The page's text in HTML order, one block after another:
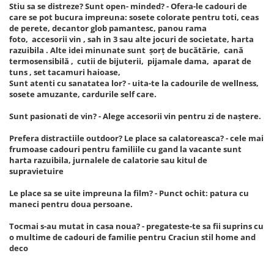
Stiu sa se distreze? Sunt open- minded? - Ofera-le cadouri de
care se pot bucura impreuna: sosete colorate pentru toti, ceas
de perete, decantor glob pamantesc, panou rama
foto, accesorii vin , sah in 3 sau alte jocuri de societate, harta
razuibila . Alte idei minunate sunt șorț de bucătărie, cană
termosensibilă , cutii de bijuterii, pijamale dama, aparat de
tuns , set tacamuri haioase,
Sunt atenti cu sanatatea lor? - uita-te la cadourile de wellness,
sosete amuzante, cardurile self care.
Sunt pasionati de vin? - Alege accesorii vin pentru zi de naștere.
Prefera distractiile outdoor? Le place sa calatoreasca? - cele mai
frumoase cadouri pentru familiile cu gand la vacante sunt
harta razuibila, jurnalele de calatorie sau kitul de
supravietuire
Le place sa se uite impreuna la film? - Punct ochit: patura cu
maneci pentru doua persoane.
Tocmai s-au mutat in casa noua? - pregateste-te sa fii suprins cu
o multime de cadouri de familie pentru Craciun stil home and
deco